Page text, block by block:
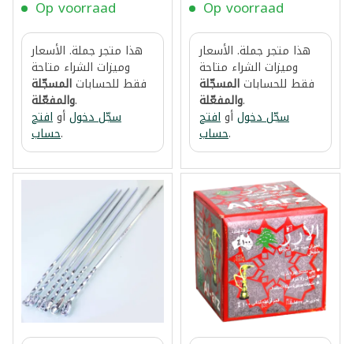
Op voorraad
هذا متجر جملة. الأسعار
وميزات الشراء متاحة
فقط للحساباتالمسجّلة
والمفعّلة.
سجّل دخولأوافتح
حساب.
Op voorraad
هذا متجر جملة. الأسعار
وميزات الشراء متاحة
فقط للحساباتالمسجّلة
والمفعّلة.
سجّل دخولأوافتح
حساب.